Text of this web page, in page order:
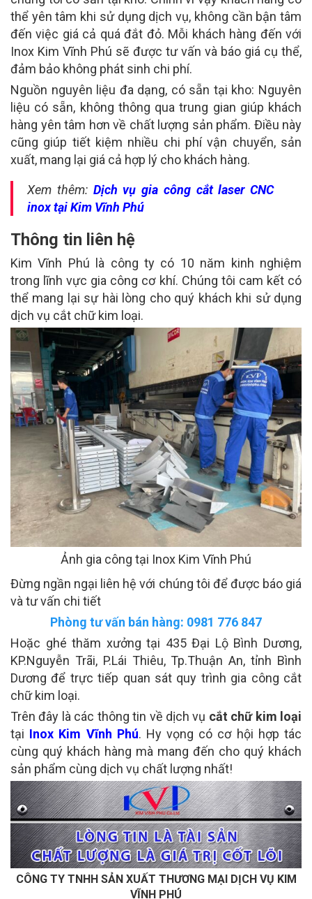
thể yên tâm khi sử dụng dịch vụ, không cần bận tâm
đến việc giá cả quá đắt đỏ. Mỗi khách hàng đến với
Inox Kim Vĩnh Phú sẽ được tư vấn và báo giá cụ thể,
đảm bảo không phát sinh chi phí.
Nguồn nguyên liệu đa dạng, có sẵn tại kho: Nguyên
liệu có sẵn, không thông qua trung gian giúp khách
hàng yên tâm hơn về chất lượng sản phẩm. Điều này
cũng giúp tiết kiệm nhiều chi phí vận chuyển, sản
xuất, mang lại giá cả hợp lý cho khách hàng.
Xem thêm: Dịch vụ gia công cắt laser CNC
inox tại Kim Vĩnh Phú
Thông tin liên hệ
Kim Vĩnh Phú là công ty có 10 năm kinh nghiệm
trong lĩnh vực gia công cơ khí. Chúng tôi cam kết có
thể mang lại sự hài lòng cho quý khách khi sử dụng
dịch vụ cắt chữ kim loại.
Ảnh gia công tại Inox Kim Vĩnh Phú
Đừng ngần ngại liên hệ với chúng tôi để được báo giá
và tư vấn chi tiết
Phòng tư vấn bán hàng: 0981 776 847
Hoặc ghé thăm xưởng tại 435 Đại Lộ Bình Dương,
KP.Nguyễn Trãi, P.Lái Thiêu, Tp.Thuận An, tỉnh Bình
Dương để trực tiếp quan sát quy trình gia công cắt
chữ kim loại.
Trên đây là các thông tin về dịch vụ cắt chữ kim loại
tại Inox Kim Vĩnh Phú. Hy vọng có cơ hội hợp tác
cùng quý khách hàng mà mang đến cho quý khách
sản phẩm cùng dịch vụ chất lượng nhất!
CÔNG TY TNHH SẢN XUẤT THƯƠNG MẠI DỊCH VỤ KIM
VĨNH PHÚ